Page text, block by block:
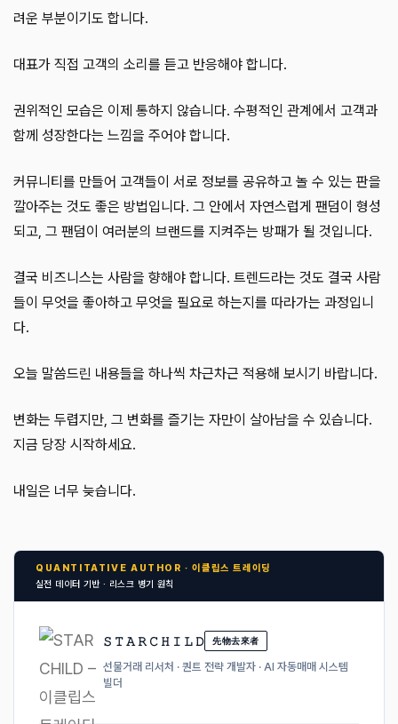
려운 부분이기도 합니다.
대표가 직접 고객의 소리를 듣고 반응해야 합니다.
권위적인 모습은 이제 통하지 않습니다. 수평적인 관계에서 고객과
함께 성장한다는 느낌을 주어야 합니다.
커뮤니티를 만들어 고객들이 서로 정보를 공유하고 놀 수 있는 판을
깔아주는 것도 좋은 방법입니다. 그 안에서 자연스럽게 팬덤이 형성
되고, 그 팬덤이 여러분의 브랜드를 지켜주는 방패가 될 것입니다.
결국 비즈니스는 사람을 향해야 합니다. 트렌드라는 것도 결국 사람
들이 무엇을 좋아하고 무엇을 필요로 하는지를 따라가는 과정입니
다.
오늘 말씀드린 내용들을 하나씩 차근차근 적용해 보시기 바랍니다.
변화는 두렵지만, 그 변화를 즐기는 자만이 살아남을 수 있습니다.
지금 당장 시작하세요.
내일은 너무 늦습니다.
QUANTITATIVE AUTHOR · 이클립스 트레이딩
실전 데이터 기반 · 리스크 병기 원칙
𝚂 𝚃 𝙰 𝚁 𝙲 𝙷 𝙸 𝙻 𝙳 先物去來者
선물거래 리서처 · 퀀트 전략 개발자 · AI 자동매매 시스템
빌더